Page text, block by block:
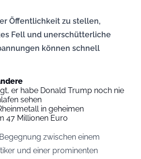
Öffentlichkeit zu stellen,
Fell und unerschütterliche
können schnell
er habe Donald Trump noch nie
sehen
in geheimen
47 Millionen Euro
zwischen einem
und einer prominenten